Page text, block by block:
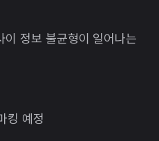
정보 불균형이 일어나는
킹 예정